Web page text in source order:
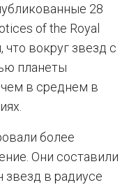
28
of the Royal
что вокруг звезд с
планеты
в среднем в
более
Они составили
звезд в радиусе